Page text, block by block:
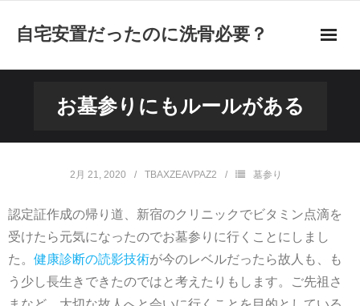
自宅安置だったのに洗骨必要？
墓じまいは遺骨をどうするのかが大事
洗骨という風習の実態とは
社会の変化によって散骨の需要が増えている
遺骨の行き先を相談して墓じまいをしよう
お墓参りにもルールがある
2月 21, 2020 TBAXZEAVPAZ2 墓参り
認定証作成の帰り道、新宿のクリニックでビタミン点滴を
受けたら元気になったのでお墓参りに行くことにしまし
た。 健康診断の読影技術が今のレベルだったら故人も、も
う少し長生きできたのではと考えたりもします。ご先祖さ